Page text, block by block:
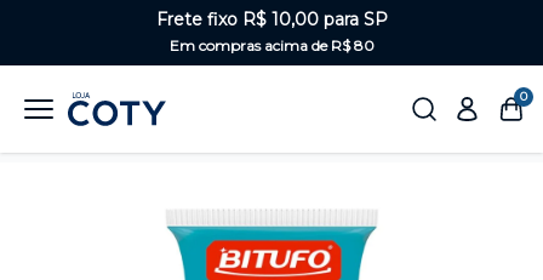
Frete fixo R$ 10,00 para SP
Em compras acima de R$ 80
0